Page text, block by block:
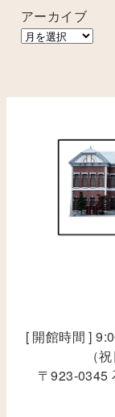
アーカイブ
[ 開館時間 ]
（
〒923-0345